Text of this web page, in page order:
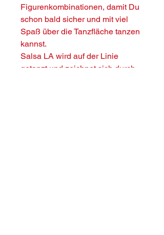
Figurenkombinationen, damit Du
schon bald sicher und mit viel
Spaß über die Tanzfläche tanzen
kannst.
Salsa LA wird auf der Linie
getanzt und zeichnet sich durch